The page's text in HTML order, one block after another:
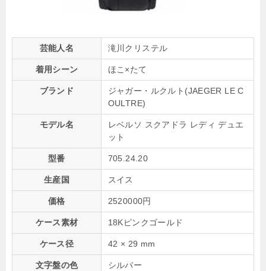
芸能人名 滝川クリステル
着用シーン ほこ×たて
ブランド
ジャガー・ルクルト(JAEGER LE C
OULTRE)
モデル名
レベルソ スクアドラ レディ デュエ
ット
型番 705.24.20
生産国 スイス
価格 2520000円
ケース素材 18Kピンクゴールド
ケース径 42 × 29 mm
文字盤の色 シルバー